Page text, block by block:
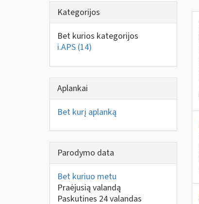
Kategorijos
Bet kurios kategorijos
i.APS (14)
Aplankai
Bet kurį aplanką
Parodymo data
Bet kuriuo metu
Praėjusią valandą
Paskutines 24 valandas